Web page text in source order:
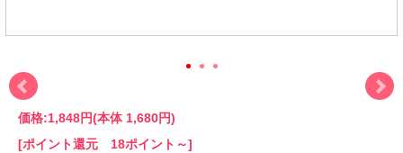
価格:1,848円(本体 1,680円)
[ポイント還元 18ポイント～]